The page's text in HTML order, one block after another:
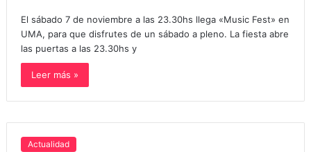
El sábado 7 de noviembre a las 23.30hs llega «Music Fest» en
UMA, para que disfrutes de un sábado a pleno. La fiesta abre
las puertas a las 23.30hs y
Leer más »
Actualidad